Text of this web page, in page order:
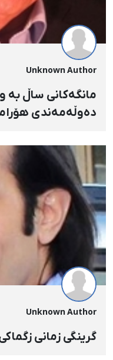
Unknown Author
مانگه‌کانی ساڵ به‌
ده‌وڵه‌مه‌ندی
Unknown Author
گرینگی زمانی